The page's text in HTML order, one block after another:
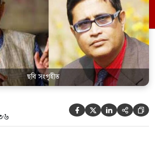
ছবি সংগৃহীত
    